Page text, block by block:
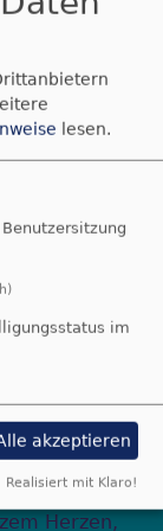
Israel!
Herzen,
lesen.
im
akzeptieren
Realisiert mit Klaro!